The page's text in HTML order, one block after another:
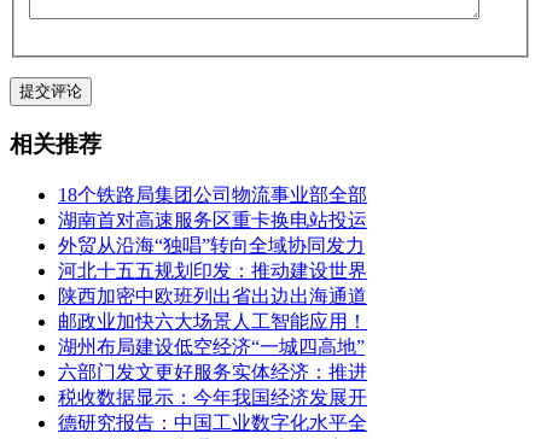
相关推荐
18个铁路局集团公司物流事业部全部
湖南首对高速服务区重卡换电站投运
外贸从沿海“独唱”转向全域协同发力
河北十五五规划印发：推动建设世界
陕西加密中欧班列出省出边出海通道
邮政业加快六大场景人工智能应用！
湖州布局建设低空经济“一城四高地”
六部门发文更好服务实体经济：推进
税收数据显示：今年我国经济发展开
德研究报告：中国工业数字化水平全